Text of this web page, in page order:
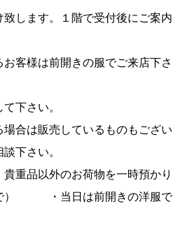
致します。１階で受付後にご案内
お客様は前開きの服でご来店下さ
下さい。
場合は販売しているものもござい
下さい。
貴重品以外のお荷物を一時預かり
で）
・当日は前開きの洋服で